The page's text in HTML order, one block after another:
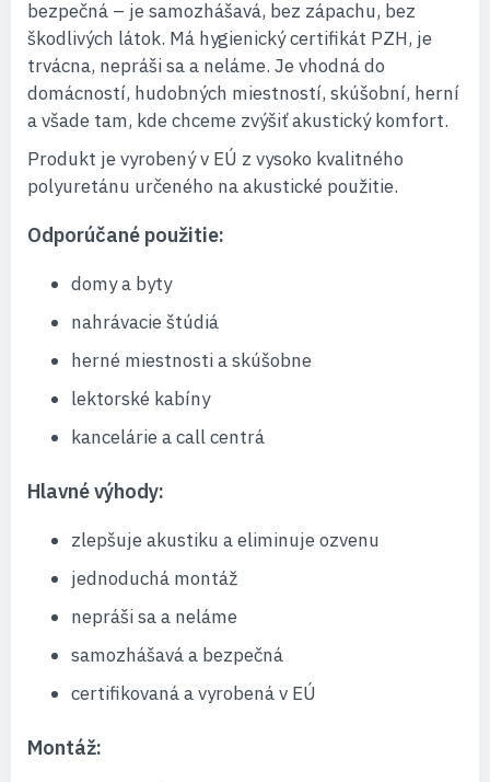
bezpečná – je samozhášavá, bez zápachu, bez
škodlivých látok. Má hygienický certifikát PZH, je
trvácna, nepráši sa a neláme. Je vhodná do
domácností, hudobných miestností, skúšobní, herní
a všade tam, kde chceme zvýšiť akustický komfort.
Produkt je vyrobený v EÚ z vysoko kvalitného
polyuretánu určeného na akustické použitie.
Odporúčané použitie:
domy a byty
nahrávacie štúdiá
herné miestnosti a skúšobne
lektorské kabíny
kancelárie a call centrá
Hlavné výhody:
zlepšuje akustiku a eliminuje ozvenu
jednoduchá montáž
nepráši sa a neláme
samozhášavá a bezpečná
certifikovaná a vyrobená v EÚ
Montáž: